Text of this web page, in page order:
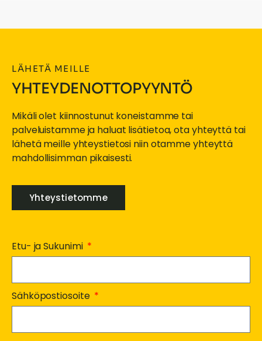
LÄHETÄ MEILLE
YHTEYDENOTTOPYYNTÖ
Mikäli olet kiinnostunut koneistamme tai
palveluistamme ja haluat lisätietoa, ota yhteyttä tai
lähetä meille yhteystietosi niin otamme yhteyttä
mahdollisimman pikaisesti.
Yhteystietomme
Etu- ja Sukunimi
Sähköpostiosoite